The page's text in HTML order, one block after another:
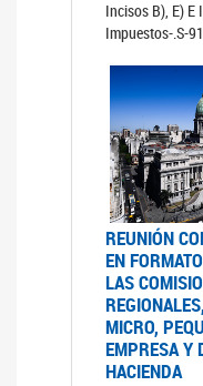
Incisos B), E) E
Impuestos-.S-
REUNIÓN
EN
LAS
MICRO,
EMPRESA Y
HACIENDA